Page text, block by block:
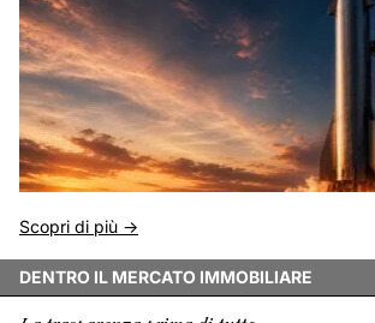
Scopri di più ->
DENTRO IL MERCATO IMMOBILIARE